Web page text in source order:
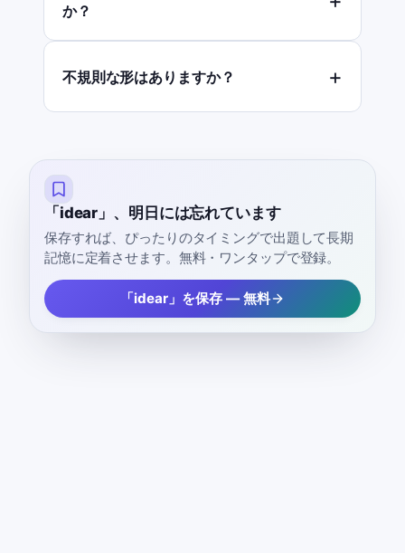
か？
不規則な形はありますか？
「idear」、明日には忘れています
保存すれば、ぴったりのタイミングで出題して長期
記憶に定着させます。無料・ワンタップで登録。
「idear」を保存 — 無料